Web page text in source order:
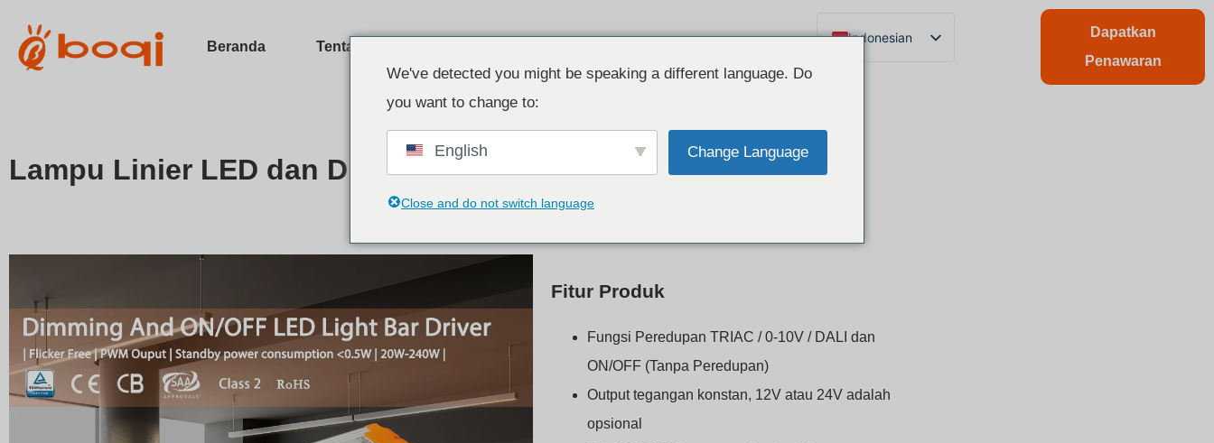
Beranda Tentang
Indonesian
Spanish
Swedish
Dapatkan
Penawaran
Lampu Linier LED dan Driver Kotak Lampu
Fitur Produk
Fungsi Peredupan TRIAC / 0-10V / DALI dan
ON/OFF (Tanpa Peredupan)
Output tegangan konstan, 12V atau 24V adalah
opsional
We've detected you might be speaking a different language. Do
you want to change to:
English Change Language
Close and do not switch language